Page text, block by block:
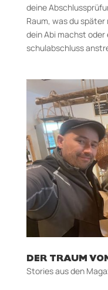
deine
Raum, was du
dein Abi machst
schulabschluss
DER TRAUM
Stories aus den